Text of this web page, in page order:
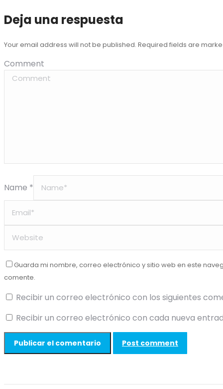
Deja una respuesta
Your email address will not be published. Required fields are
Comment
Name *
Guarda mi nombre, correo electrónico y sitio web en este
comente.
Recibir un correo electrónico con los siguientes
Recibir un correo electrónico con cada nueva
Post comment